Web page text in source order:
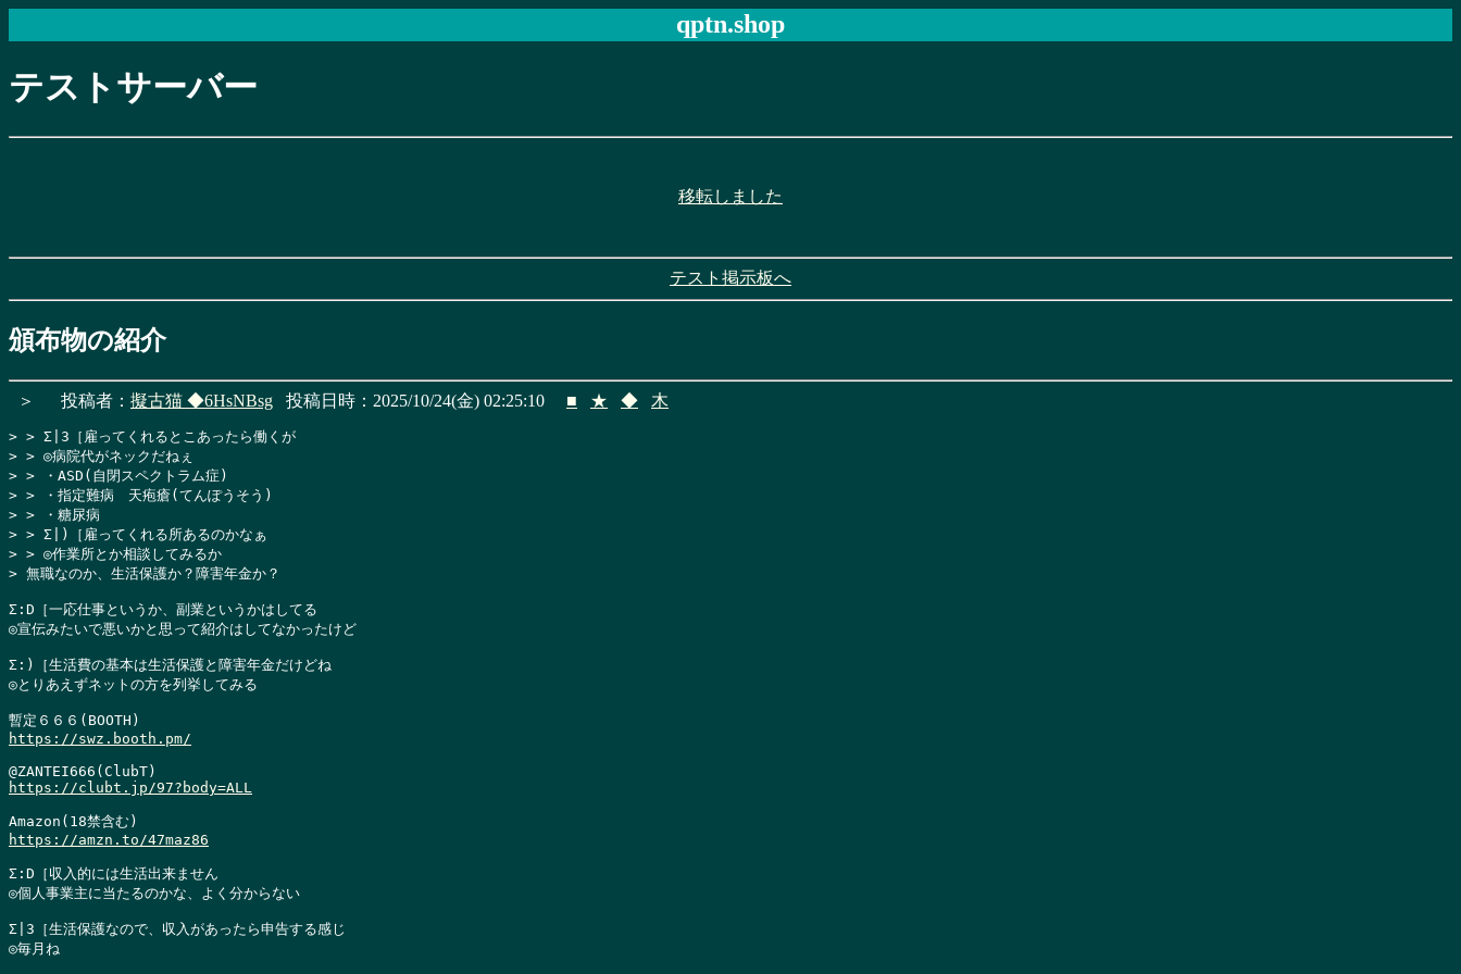
qptn.shop
テストサーバー
移転しました
テスト掲示板へ
頒布物の紹介
＞ 投稿者： 擬古猫 ◆6HsNBsg 投稿日時：2025/10/24(金) 02:25:10 ■ ★ ◆ 木
> > Σ|3［雇ってくれるとこあったら働くが
> > ◎病院代がネックだねぇ
> > ・ASD(自閉スペクトラム症)
> > ・指定難病　天疱瘡(てんぽうそう)
> > ・糖尿病
> > Σ|)［雇ってくれる所あるのかなぁ
> > ◎作業所とか相談してみるか
> 無職なのか、生活保護か？障害年金か？
Σ:D［一応仕事というか、副業というかはしてる
◎宣伝みたいで悪いかと思って紹介はしてなかったけど
Σ:)［生活費の基本は生活保護と障害年金だけどね
◎とりあえずネットの方を列挙してみる
https://swz.booth.pm/
https://clubt.jp/97?body=ALL
https://amzn.to/47maz86
Σ:D［収入的には生活出来ません
◎個人事業主に当たるのかな、よく分からない
Σ|3［生活保護なので、収入があったら申告する感じ
◎毎月ね